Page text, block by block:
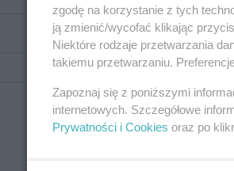
zgodę na korzystanie z tych
ją zmienić/wycofać klikając
Niektóre rodzaje przetwarzania
takiemu przetwarzaniu.
Zapoznaj się z poniższymi
internetowych. Szczegółowe
Prywatności i Cookies oraz po